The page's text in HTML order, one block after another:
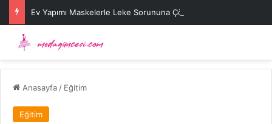
Ev Yapımı Maskelerle Leke Sorununa Çözüm Önerileri
Anasayfa / Eğitim
Eğitim